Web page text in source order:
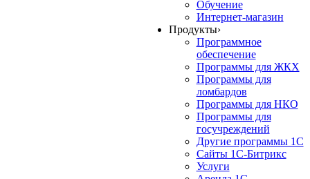
Обучение
Интернет-магазин
Продукты›
Программное
обеспечение
Программы для ЖКХ
Программы для
ломбардов
Программы для НКО
Программы для
госучреждений
Другие программы 1С
Сайты 1С-Битрикс
Услуги